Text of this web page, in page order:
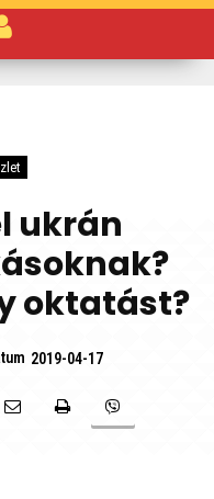
ukrán
oktatást?
2019-04-17